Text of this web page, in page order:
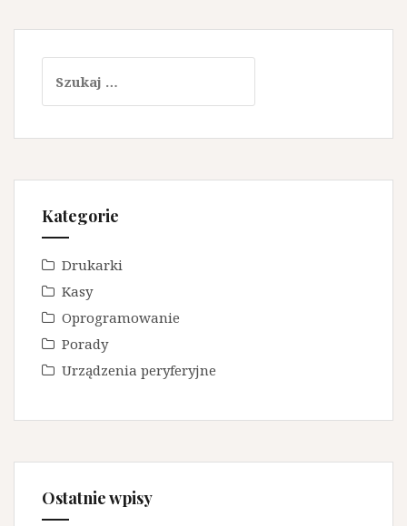
Kategorie
Drukarki
Kasy
Oprogramowanie
Porady
Urządzenia peryferyjne
Ostatnie wpisy